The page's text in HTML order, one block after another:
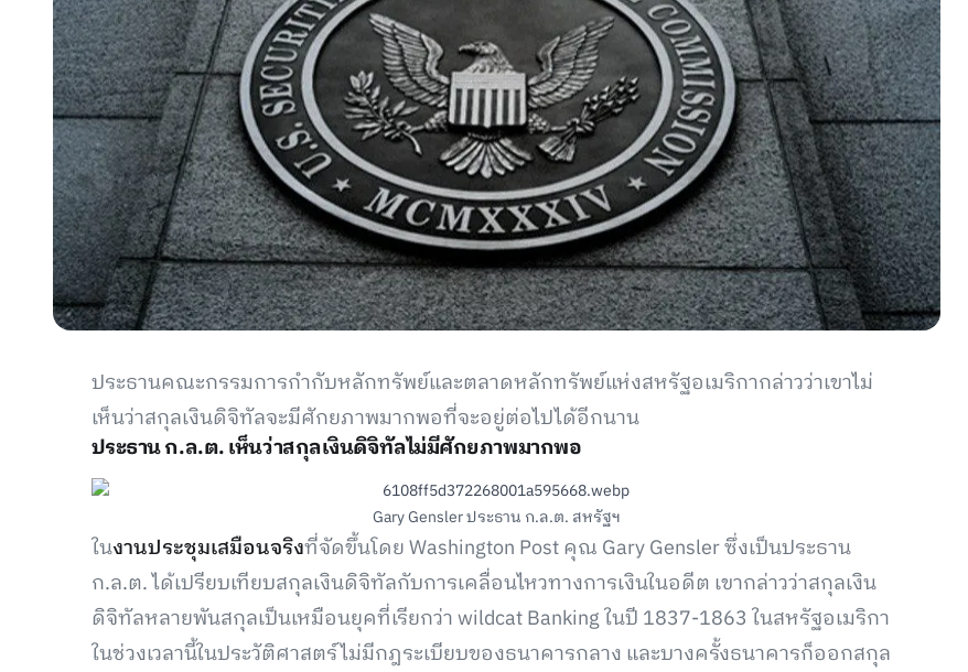
ประธานคณะกรรมการกำกับหลักทรัพย์และตลาดหลักทรัพย์แห่งสหรัฐอเมริกากล่าวว่าเขาไม่
เห็นว่าสกุลเงินดิจิทัลจะมีศักยภาพมากพอที่จะอยู่ต่อไปได้อีกนาน
ประธาน ก.ล.ต. เห็นว่าสกุลเงินดิจิทัลไม่มีศักยภาพมากพอ
Gary Gensler ประธาน ก.ล.ต. สหรัฐฯ
ในงานประชุมเสมือนจริงที่จัดขึ้นโดย Washington Post คุณ Gary Gensler ซึ่งเป็นประธาน
ก.ล.ต. ได้เปรียบเทียบสกุลเงินดิจิทัลกับการเคลื่อนไหวทางการเงินในอดีต เขากล่าวว่าสกุลเงิน
ดิจิทัลหลายพันสกุลเป็นเหมือนยุคที่เรียกว่า wildcat Banking ในปี 1837-1863 ในสหรัฐอเมริกา
ในช่วงเวลานี้ในประวัติศาสตร์ไม่มีกฎระเบียบของธนาคารกลาง และบางครั้งธนาคารก็ออกสกุล